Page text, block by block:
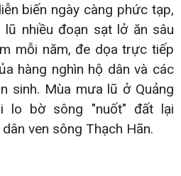
biến ngày càng phức tạp,
nhiều đoạn sạt lở ăn sâu
mỗi năm, đe dọa trực tiếp
hàng nghìn hộ dân và các
sinh. Mùa mưa lũ ở Quảng
lo bờ sông "nuốt" đất lại
ven sông Thạch Hãn.